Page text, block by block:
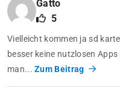
Gatto
5
Vielleicht kommen ja sd
besser keine nutzlosen
man...Zum Beitrag